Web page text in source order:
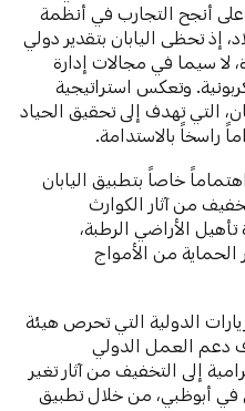
أنجح التجارب في أنظمة
إذ تحظى اليابان بتقدير دولي
لا سيما في مجالات إدارة
وتعكس استراتيجية
التي تهدف إلى تحقيق الحياد
خاصاً بتطبيق اليابان
من آثار الكوارث
الأراضي الرطبة،
الحماية من الأمواج
الدولية التي تحرص هيئة
دعم العمل الدولي
إلى التخفيف من آثار تغير
في أبوظبي، من خلال تطبيق